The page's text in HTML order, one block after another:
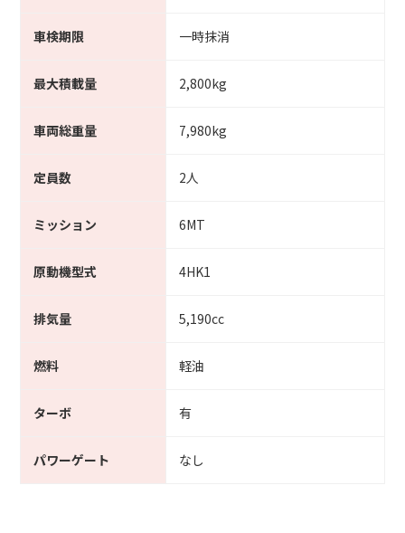
車検期限 一時抹消
最大積載量 2,800kg
車両総重量 7,980kg
定員数 2人
ミッション 6MT
原動機型式 4HK1
排気量 5,190cc
燃料 軽油
ターボ 有
パワーゲート なし